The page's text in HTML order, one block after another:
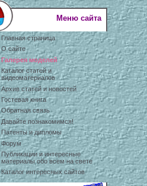
Меню сайта
Главная страница
О сайте
Галерея моделей
Каталог статей и
видеоматериалов
Архив статей и новостей
Гостевая книга
Обратная связь
Давайте познакомимся!
Патенты и дипломы
Форум
Публикации и интересные
материалы обо всем на свете
Каталог интересных сайтов